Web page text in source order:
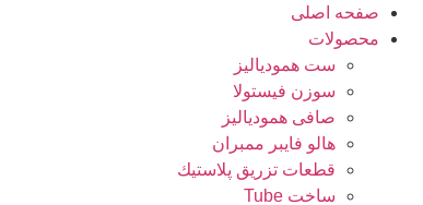
صفحه اصلی
محصولات
ست همودیالیز
سوزن فیستولا
صافی همودیالیز
هالو فایبر ممبران
قطعات تزريق پلاستيك
ساخت Tube